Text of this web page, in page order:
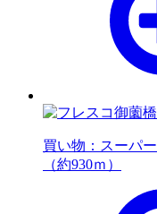
買い物：スーパー
（約930ｍ）